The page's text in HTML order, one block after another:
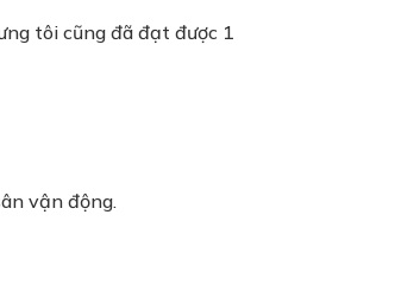
tôi cũng đã đạt được 1
vận động.